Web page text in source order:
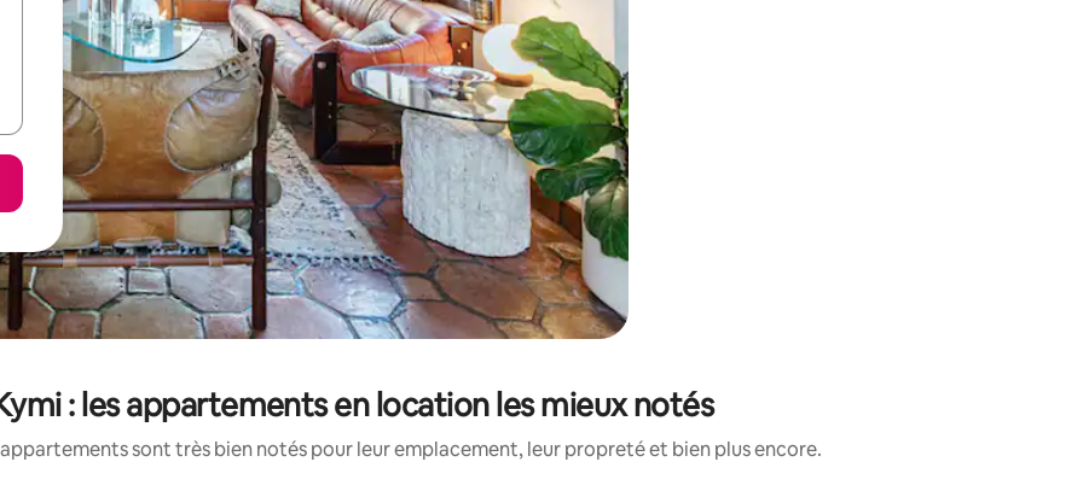
: les appartements en location les mieux notés
sont très bien notés pour leur emplacement, leur propreté et bien plus encore.